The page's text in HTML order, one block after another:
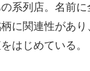
系列店。名前
に関連性があ
はじめている。